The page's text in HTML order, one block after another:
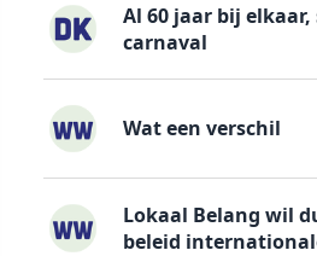
Al 60 jaar bij
carnaval
Wat een verschil
Lokaal Belang wil
beleid